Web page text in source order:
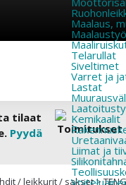
Maalaus,
Telarullat
Siveltimet
Varret ja
Lastat
Kemikaalit
Liimat ja
tilaat
Pyydä
/ leikkurit / sakset>